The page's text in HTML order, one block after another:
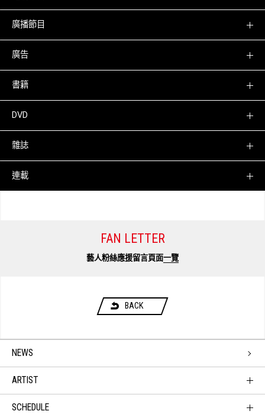
廣播節目
廣告
書籍
DVD
雜誌
連載
FAN LETTER
藝人粉絲應援留言頁面一覽
BACK
NEWS
ARTIST
SCHEDULE